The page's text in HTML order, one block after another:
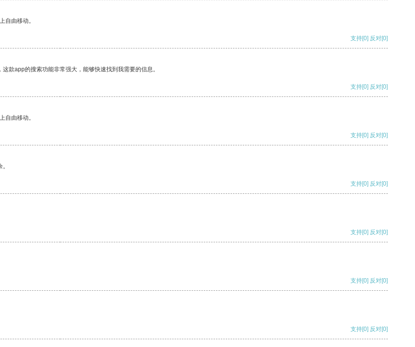
自由移动。
支持[0] 反对[0]
款app的搜索功能非常强大，能够快速找到我需要的信息。
支持[0] 反对[0]
自由移动。
支持[0] 反对[0]
支持[0] 反对[0]
支持[0] 反对[0]
支持[0] 反对[0]
支持[0] 反对[0]